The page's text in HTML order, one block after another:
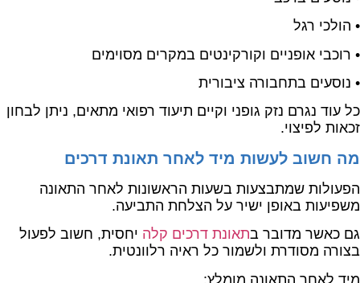
• הולכי רגל
• רוכבי אופניים וקורקינטים במקרים מסוימים
• נוסעים בתחבורה ציבורית
כל עוד נגרם נזק גופני וקיים תיעוד רפואי מתאים, ניתן לבחון
זכאות לפיצוי.
מה חשוב לעשות מיד לאחר תאונת דרכים
הפעולות שמתבצעות בשעות הראשונות לאחר התאונה
משפיעות באופן ישיר על הצלחת התביעה.
גם כאשר מדובר בתאונת דרכים קלה יחסית, חשוב לפעול
בצורה מסודרת ולשמור כל ראיה רלוונטית.
מיד לאחר התאונה מומלץ: